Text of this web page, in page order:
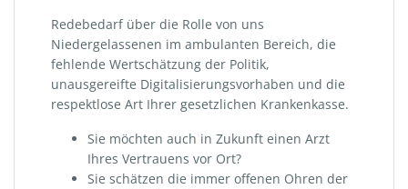
Redebedarf über die Rolle von uns
Niedergelassenen im ambulanten Bereich, die
fehlende Wertschätzung der Politik,
unausgereifte Digitalisierungsvorhaben und die
respektlose Art Ihrer gesetzlichen Krankenkasse.
Sie möchten auch in Zukunft einen Arzt
Ihres Vertrauens vor Ort?
Sie schätzen die immer offenen Ohren der